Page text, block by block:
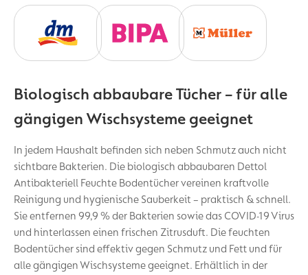
Biologisch abbaubare Tücher – für alle
gängigen Wischsysteme geeignet
In jedem Haushalt befinden sich neben Schmutz auch nicht
sichtbare Bakterien. Die biologisch abbaubaren Dettol
Antibakteriell Feuchte Bodentücher vereinen kraftvolle
Reinigung und hygienische Sauberkeit – praktisch & schnell.
Sie entfernen 99,9 % der Bakterien sowie das COVID-19 Virus
und hinterlassen einen frischen Zitrusduft. Die feuchten
Bodentücher sind effektiv gegen Schmutz und Fett und für
alle gängigen Wischsysteme geeignet. Erhältlich in der